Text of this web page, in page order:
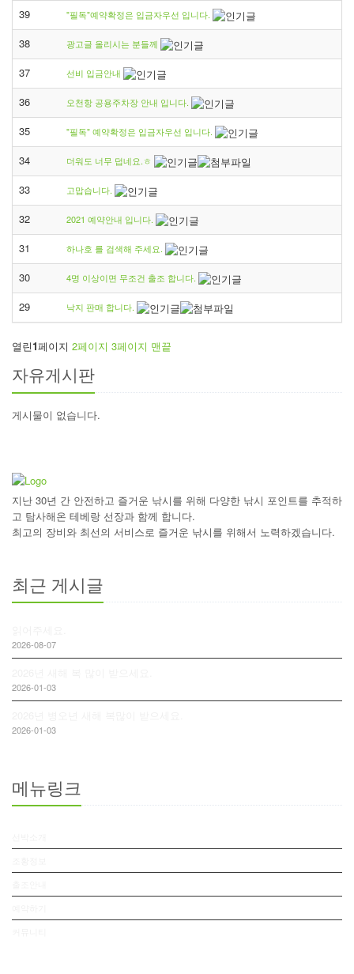
39 "필독"예약확정은 입금자우선 입니다.
38 광고글 올리시는 분들께
37 선비 입금안내
36 오천항 공용주차장 안내 입니다.
35 "필독" 예약확정은 입금자우선 입니다.
34 더워도 너무 덥네요.ㅎ
33 고맙습니다.
32 2021 예약안내 입니다.
31 하나호 를 검색해 주세요.
30 4명 이상이면 무조건 출조 합니다.
29 낙지 판매 합니다.
열린1페이지 2페이지 3페이지 맨끝
자유게시판
게시물이 없습니다.
지난 30년 간 안전하고 즐거운 낚시를 위해 다양한 낚시 포인트를 추적하
고 탐사해온 테베랑 선장과 함께 합니다.
최고의 장비와 최선의 서비스로 즐거운 낚시를 위해서 노력하겠습니다.
최근 게시글
2026-08-07
2026-01-03
2026-01-03
메뉴링크